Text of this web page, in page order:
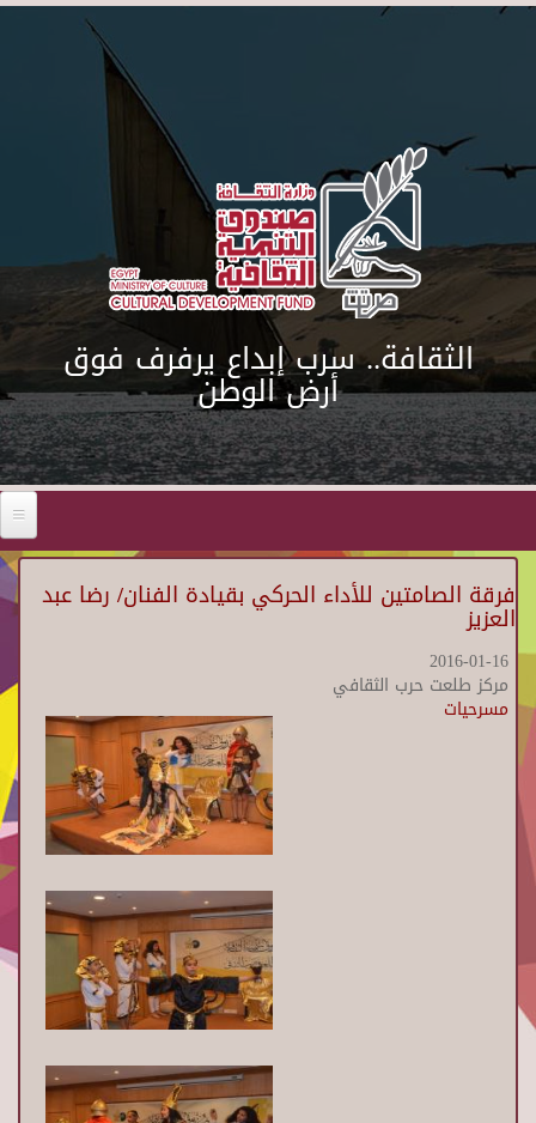
Skip to main content
الثقافة.. سرب إبداع يرفرف فوق
أرض الوطن
فرقة الصامتين للأداء الحركي بقيادة الفنان/ رضا عبد
العزيز
2016-01-16
مركز طلعت حرب الثقافي
مسرحيات